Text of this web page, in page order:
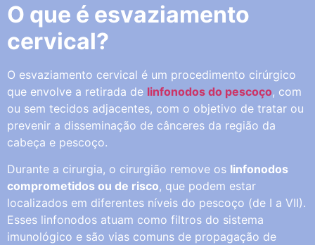
O que é esvaziamento
cervical?
O esvaziamento cervical é um procedimento cirúrgico
que envolve a retirada de linfonodos do pescoço, com
ou sem tecidos adjacentes, com o objetivo de tratar ou
prevenir a disseminação de cânceres da região da
cabeça e pescoço.
Durante a cirurgia, o cirurgião remove os linfonodos
comprometidos ou de risco, que podem estar
localizados em diferentes níveis do pescoço (de I a VII).
Esses linfonodos atuam como filtros do sistema
imunológico e são vias comuns de propagação de